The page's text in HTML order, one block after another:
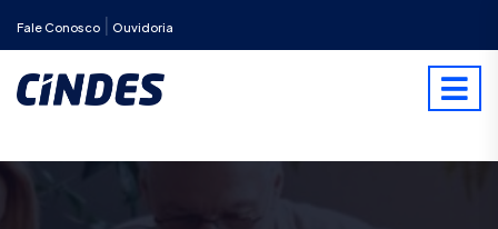
Fale Conosco Ouvidoria